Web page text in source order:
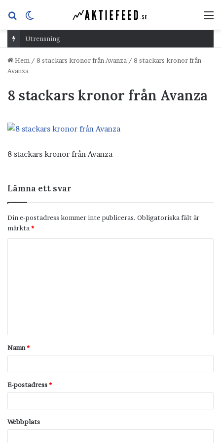
Sök
efterskin
Utrensning
Hem / 8 stackars kronor från Avanza / 8 stackars kronor från
Avanza
8 stackars kronor från Avanza
8 stackars kronor från Avanza
Lämna ett svar
Din e-postadress kommer inte publiceras. Obligatoriska fält är
märkta *
t
a
Namn*
E-postadress*
Webbplats